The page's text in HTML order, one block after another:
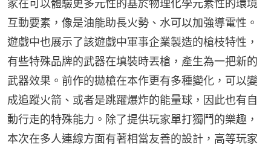
家在可以體驗更多元性的基於物理化學元素性的環境
互動要素，像是油能助長火勢、水可以加強導電性。
遊戲中也展示了該遊戲中軍事企業製造的槍枝特性，
有些特殊品牌的武器在填裝時丟槍，產生為一把新的
武器效果。前作的拋槍在本作更有多種變化，可以變
成追蹤火箭、或者是跳躍爆炸的能量球，因此也有自
動行走的特殊能力。除了提供玩家單打獨鬥的樂趣，
本次在多人連線方面有著相當友善的設計，高等玩家